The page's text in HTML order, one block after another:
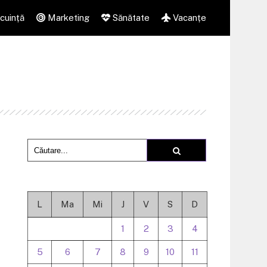
Marketing Sănătate Vacanțe
L Ma Mi J V S D
1 2 3 4
5 6 7 8 9 10 11